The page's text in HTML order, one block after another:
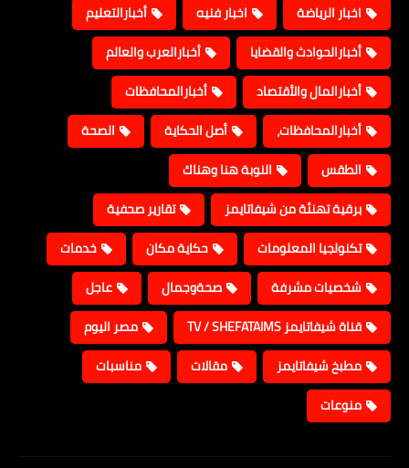
اخبار الرياضة اخبار فنيه
أخبارالتعليم
أخبارالحوادث والقضايا
أخبارالعرب والعالم
أخبارالمال والأقتصاد
أخبارالمحافظات
أخبارالمحافظات،
أصل الحكاية
الصحة
الطقس
النوبة هنا وهناك
برقية تهنئة من شيفاتايمز
تقارير صحفية
تكنولجيا المعلومات
حكاية مكان
خدمات
شخصيات مشرفة
صحةوجمال
عاجل
قناة شيفاتايمز TV / SHEFATAIMS
مصر اليوم
مطبخ شيفاتايمز
مقالات
مناسبات
منوعات